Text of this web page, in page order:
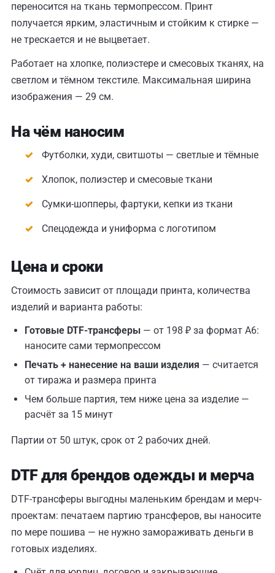
переносится на ткань термопрессом. Принт
получается ярким, эластичным и стойким к стирке —
не трескается и не выцветает.
Работает на хлопке, полиэстере и смесовых тканях, на
светлом и тёмном текстиле. Максимальная ширина
изображения — 29 см.
На чём наносим
Футболки, худи, свитшоты — светлые и тёмные
Хлопок, полиэстер и смесовые ткани
Сумки-шопперы, фартуки, кепки из ткани
Спецодежда и униформа с логотипом
Цена и сроки
Стоимость зависит от площади принта, количества
изделий и варианта работы:
Готовые DTF-трансферы — от 198 ₽ за формат A6:
наносите сами термопрессом
Печать + нанесение на ваши изделия — считается
от тиража и размера принта
Чем больше партия, тем ниже цена за изделие —
расчёт за 15 минут
Партии от 50 штук, срок от 2 рабочих дней.
DTF для брендов одежды и мерча
DTF-трансферы выгодны маленьким брендам и мерч-
проектам: печатаем партию трансферов, вы наносите
по мере пошива — не нужно замораживать деньги в
готовых изделиях.